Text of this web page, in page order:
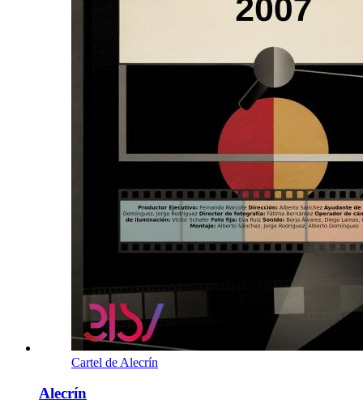
Cartel de Alecrín
Alecrín